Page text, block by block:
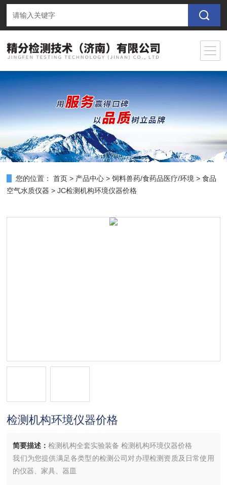
您的位置： 首页 > 产品中心 >饲料兽药/食药品医疗/环境 >食品
空气水质仪器 > JC检测机构环境仪器价格
检测机构环境仪器价格
简要描述：检测机构全套实验装备 检测机构环境仪器价格
我们为您提供满足各类型的检测公司对办理检测资质及日常使用
的仪器、家具、器皿